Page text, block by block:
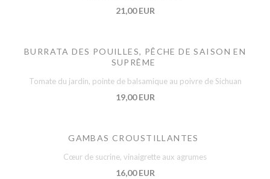
21,00 EUR
BURRATA DES POUILLES, PÊCHE DE SAISON EN
SUPRÊME
Tomate du jardin, pointe de balsamique au poivre de Sichuan
19,00 EUR
GAMBAS CROUSTILLANTES
Cœur de sucrine, vinaigrette aux agrumes
16,00 EUR